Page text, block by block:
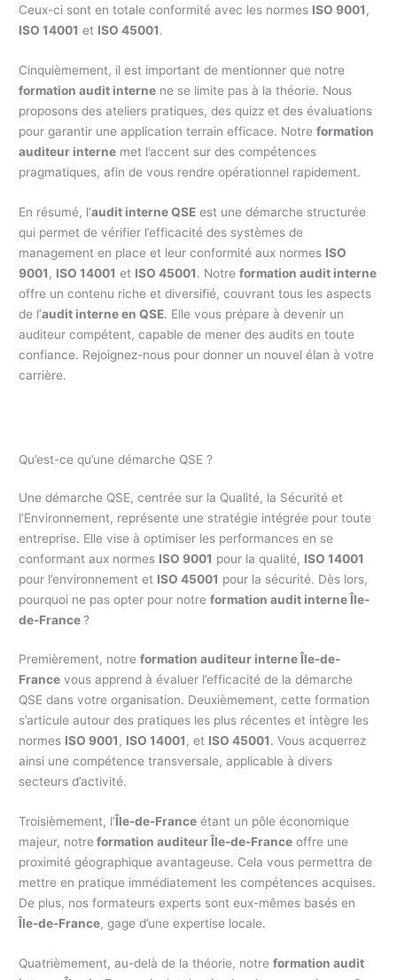
Ceux-ci sont en totale conformité avec les normes ISO 9001 ,
ISO 14001 et ISO 45001.
Cinquièmement, il est important de mentionner que notre
formation audit interne ne se limite pas à la théorie. Nous
proposons des ateliers pratiques, des quizz et des évaluations
pour garantir une application terrain efficace. Notreformation
auditeur interne met l’accent sur des compétences
pragmatiques, afin de vous rendre opérationnel rapidement.
En résumé, l’audit interne QSE est une démarche structurée
qui permet de vérifier l’efficacité des systèmes de
management en place et leur conformité aux normes ISO
9001 , ISO 14001 et ISO 45001. Notreformation audit interne
offre un contenu riche et diversifié, couvrant tous les aspects
de l’audit interne en QSE. Elle vous prépare à devenir un
auditeur compétent, capable de mener des audits en toute
confiance. Rejoignez-nous pour donner un nouvel élan à votre
carrière.
Qu’est-ce qu’une démarche QSE ?
Une démarche QSE, centrée sur la Qualité, la Sécurité et
l’Environnement, représente une stratégie intégrée pour toute
entreprise. Elle vise à optimiser les performances en se
conformant aux normes ISO 9001 pour la qualité, ISO 14001
pour l’environnement et ISO 45001 pour la sécurité. Dès lors,
pourquoi ne pas opter pour notreformation audit interne Île-
de-France?
Premièrement, notreformation auditeur interne Île-de-
France vous apprend à évaluer l’efficacité de la démarche
QSE dans votre organisation. Deuxièmement, cette formation
s’articule autour des pratiques les plus récentes et intègre les
normes ISO 9001, ISO 14001, et ISO 45001. Vous acquerrez
ainsi une compétence transversale, applicable à divers
secteurs d’activité.
Troisièmement, l’Île-de-France étant un pôle économique
majeur, notre formation auditeur Île-de-France offre une
proximité géographique avantageuse. Cela vous permettra de
mettre en pratique immédiatement les compétences acquises.
De plus, nos formateurs experts sont eux-mêmes basés en
Île-de-France, gage d’une expertise locale.
Quatrièmement, au-delà de la théorie, notreformation audit